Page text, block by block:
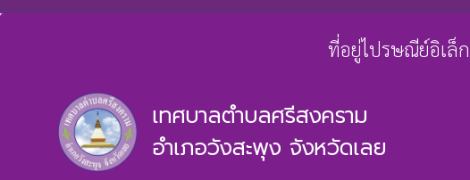
ที่อยู่ไปรษณีย์อิเล็
เทศบาลตำบลศรีสงคราม
อำเภอวังสะพุง จังหวัดเลย